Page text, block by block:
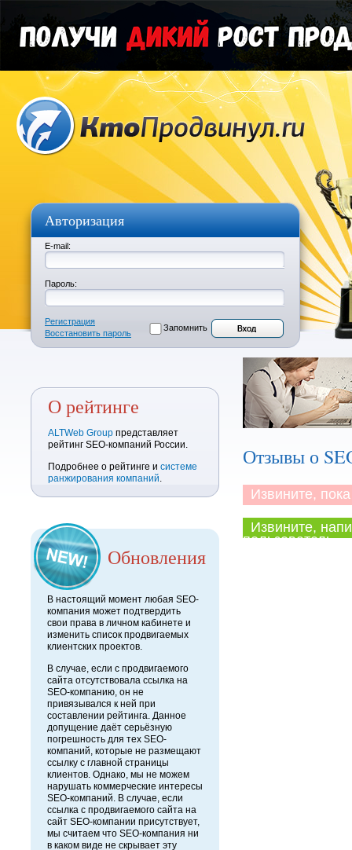
Авторизация
E-mail:
Пароль:
Регистрация
Восстановить пароль
Запомнить
О рейтинге
ALTWeb Group представляет
рейтинг SEO-компаний России.
Подробнее о рейтинге и системе
ранжирования компаний.
Обновления
В настоящий момент любая SEO-
компания может подтвердить
свои права в личном кабинете и
изменить список продвигаемых
клиентских проектов.
В случае, если с продвигаемого
сайта отсутствовала ссылка на
SEO-компанию, он не
привязывался к ней при
составлении рейтинга. Данное
допущение даёт серьёзную
погрешность для тех SEO-
компаний, которые не размещают
ссылку с главной страницы
клиентов. Однако, мы не можем
нарушать коммерческие интересы
SEO-компаний. В случае, если
ссылка с продвигаемого сайта на
сайт SEO-компании присутствует,
мы считаем что SEO-компания ни
в каком виде не скрывает эту
Отзывы о
Извините,
Извините,
пользователь.